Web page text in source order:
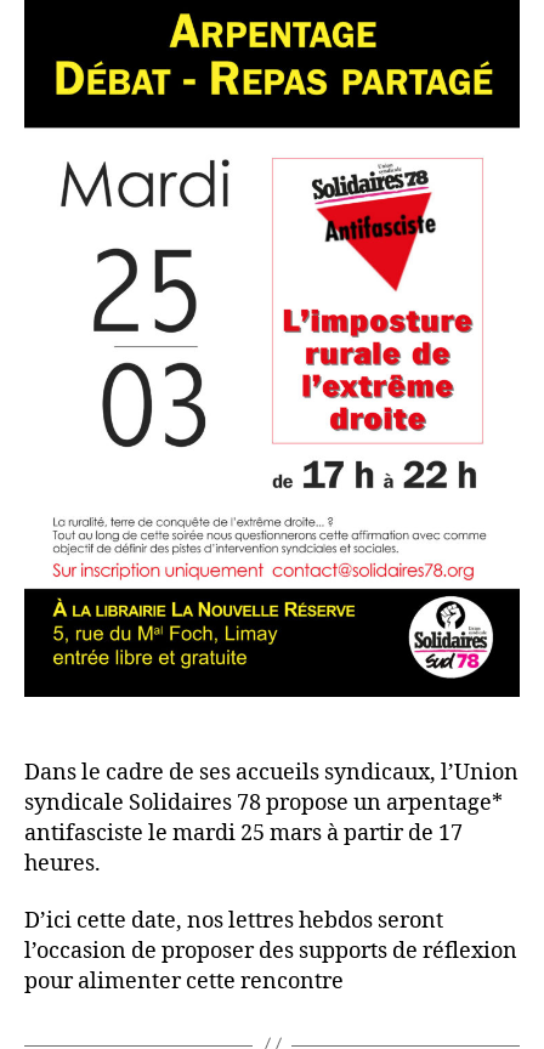
Dans le cadre de ses accueils syndicaux, l’Union
syndicale Solidaires 78 propose un arpentage*
antifasciste le mardi 25 mars à partir de 17
heures.
D’ici cette date, nos lettres hebdos seront
l’occasion de proposer des supports de réflexion
pour alimenter cette rencontre